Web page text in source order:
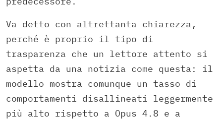
Va detto con altrettanta chiarezza,
perché è proprio il tipo di
trasparenza che un lettore attento si
aspetta da una notizia come questa: il
modello mostra comunque un tasso di
comportamenti disallineati leggermente
più alto rispetto a Opus 4.8 e a